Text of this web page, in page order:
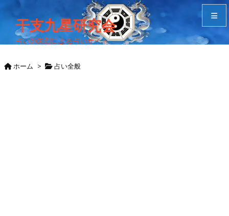
干支九星研究会
占い師朱烈による占いサイト
ホーム > 占い全般